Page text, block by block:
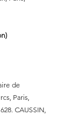
de
Paris,
CAUSSIN,